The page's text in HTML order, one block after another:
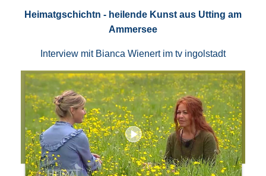
Heimatgschichtn - heilende Kunst aus Utting am
Ammersee
Interview mit Bianca Wienert im tv ingolstadt